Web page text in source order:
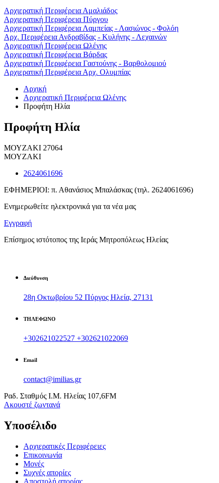
Αρχιερατική Περιφέρεια Αμαλιάδος
Αρχιερατική Περιφέρεια Πύργου
Αρχιερατική Περιφέρεια Λαμπείας - Λασιώνος - Φολόη
Αρχ. Περιφέρεια Ανδραβίδας - Κυλήνης - Λεχαινών
Αρχιερατική Περιφέρεια Ωλένης
Αρχιερατική Περιφέρεια Βάρδας
Αρχιερατική Περιφέρεια Γαστούνης - Βαρθολομιού
Αρχιερατική Περιφέρεια Αρχ. Ολυμπίας
Αρχική
Αρχιερατική Περιφέρεια Ωλένης
Προφήτη Ηλία
Προφήτη Ηλία
ΜΟΥΖΑΚΙ 27064
ΜΟΥΖΑΚΙ
2624061696
ΕΦΗΜΕΡΙΟΙ: π. Αθανάσιος Μπαλάσκας (τηλ. 2624061696)
Ενημερωθείτε ηλεκτρονικά για τα νέα μας
Εγγραφή
Επίσημος ιστότοπος της Ιεράς Μητροπόλεως Ηλείας
Διεύθυνση
28η Οκτωβρίου 52 Πύργος Ηλεία, 27131
ΤΗΛΕΦΩΝΟ
+302621022527 +302621022069
Email
contact@imilias.gr
Ραδ. Σταθμός Ι.Μ. Ηλείας 107,6FM
Aκουστέ ζωντανά
Υποσέλιδο
Αρχιερατικές Περιφέρειες
Επικοινωνία
Μονές
Συχνές απορίες
Αποστολή απορίας